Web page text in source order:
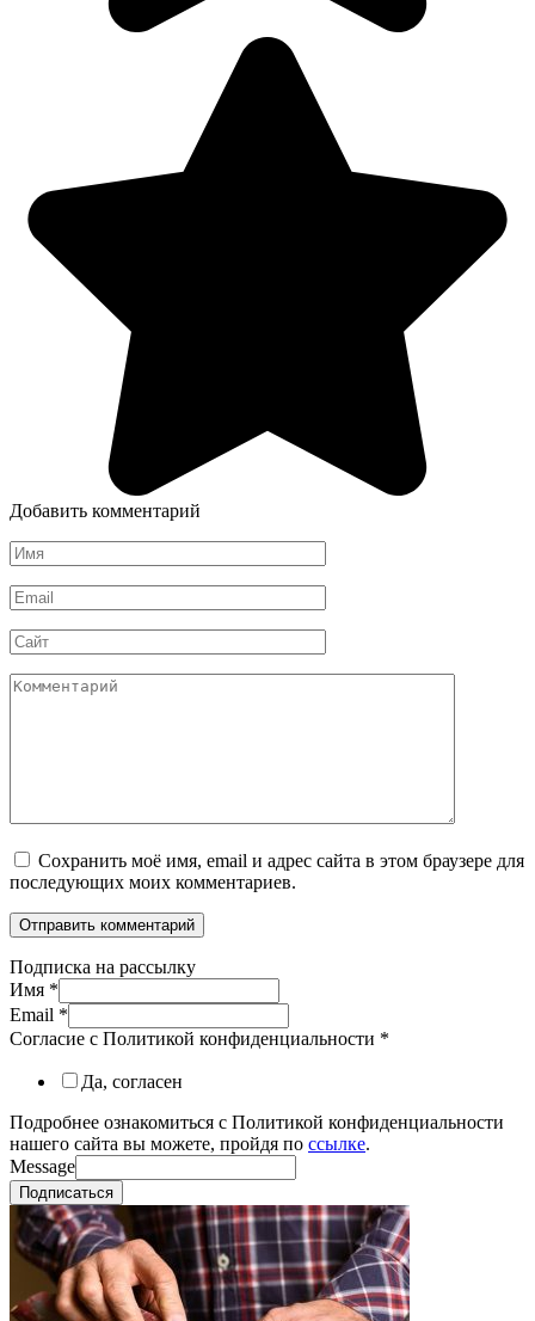
Добавить комментарий
Имя
*
Email
*
Сайт
Комментарий
Сохранить моё имя, email и адрес сайта в этом браузере для
последующих моих комментариев.
Подписка на рассылку
Имя *
Email *
Согласие с Политикой конфиденциальности *
Да, согласен
Подробнее ознакомиться с Политикой конфиденциальности
нашего сайта вы можете, пройдя по ссылке.
Message
Подписаться